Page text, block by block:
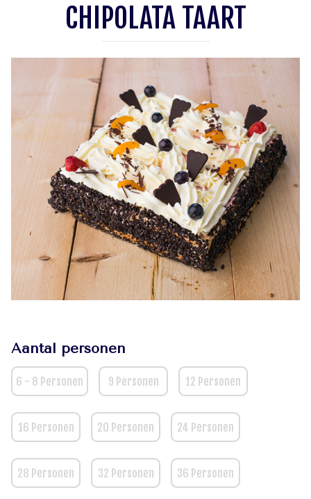
CHIPOLATA TAART
Aantal personen
6 - 8 Personen 9 Personen 12 Personen
16 Personen 20 Personen 24 Personen
28 Personen 32 Personen 36 Personen